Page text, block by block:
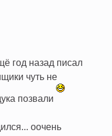
год назад писал
чуть не
позвали
оочень